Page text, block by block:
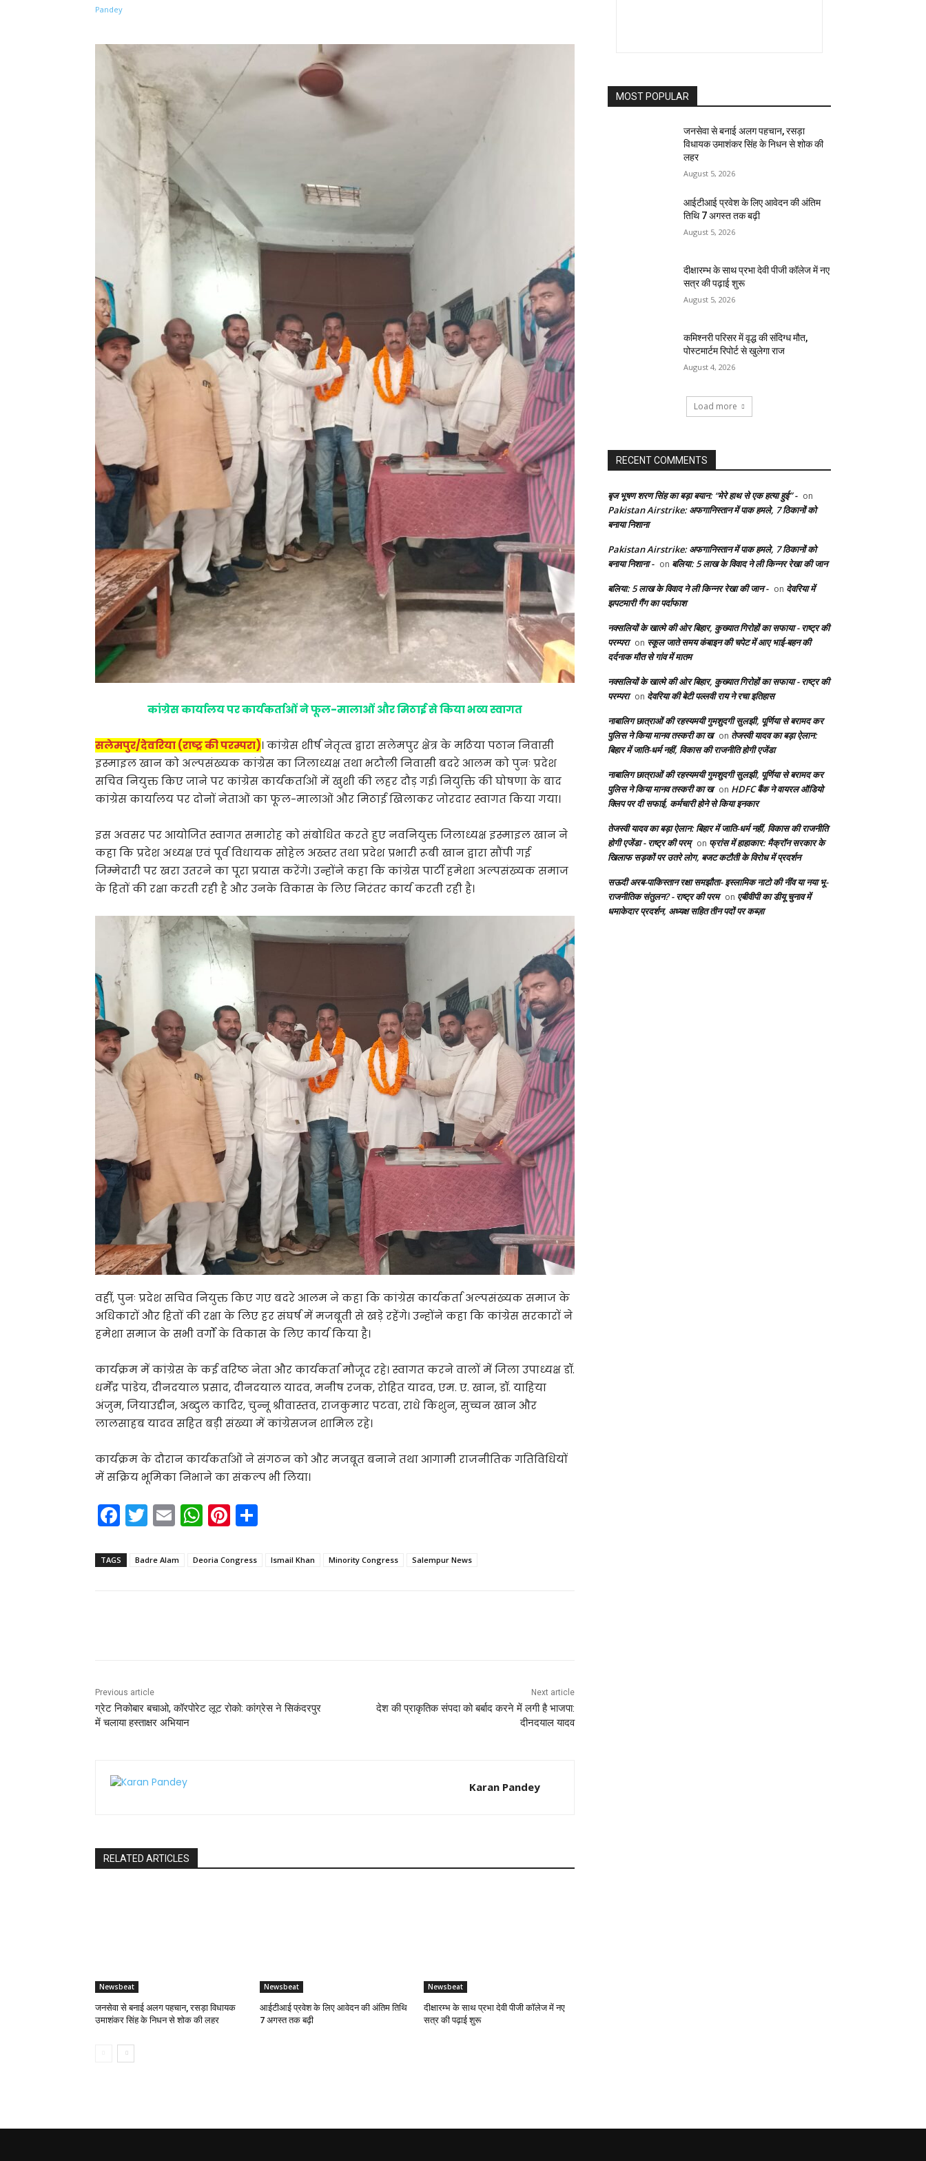
कांग्रेस कार्यालय पर कार्यकर्ताओं ने फूल-मालाओं और मिठाई से किया भव्य स्वागत
सलेमपुर/देवरिया (राष्ट्र की परम्परा)। कांग्रेस शीर्ष नेतृत्व द्वारा सलेमपुर क्षेत्र के मठिया पठान निवासी
इस्माइल खान को अल्पसंख्यक कांग्रेस का जिलाध्यक्ष तथा भटौली निवासी बदरे आलम को पुनः प्रदेश
सचिव नियुक्त किए जाने पर कांग्रेस कार्यकर्ताओं में खुशी की लहर दौड़ गई। नियुक्ति की घोषणा के बाद
कांग्रेस कार्यालय पर दोनों नेताओं का फूल-मालाओं और मिठाई खिलाकर जोरदार स्वागत किया गया।
इस अवसर पर आयोजित स्वागत समारोह को संबोधित करते हुए नवनियुक्त जिलाध्यक्ष इस्माइल खान ने
कहा कि प्रदेश अध्यक्ष एवं पूर्व विधायक सोहेल अख्तर तथा प्रदेश प्रभारी रूबी खान द्वारा सौंपी गई
जिम्मेदारी पर खरा उतरने का पूरा प्रयास करेंगे। उन्होंने कहा कि कांग्रेस पार्टी हमेशा अल्पसंख्यक समाज
के हितों की रक्षा करती रही है और उनके विकास के लिए निरंतर कार्य करती रही है।
वहीं, पुनः प्रदेश सचिव नियुक्त किए गए बदरे आलम ने कहा कि कांग्रेस कार्यकर्ता अल्पसंख्यक समाज के
अधिकारों और हितों की रक्षा के लिए हर संघर्ष में मजबूती से खड़े रहेंगे। उन्होंने कहा कि कांग्रेस सरकारों ने
हमेशा समाज के सभी वर्गों के विकास के लिए कार्य किया है।
कार्यक्रम में कांग्रेस के कई वरिष्ठ नेता और कार्यकर्ता मौजूद रहे। स्वागत करने वालों में जिला उपाध्यक्ष डॉ.
धर्मेंद्र पांडेय, दीनदयाल प्रसाद, दीनदयाल यादव, मनीष रजक, रोहित यादव, एम. ए. खान, डॉ. याहिया
अंजुम, जियाउद्दीन, अब्दुल कादिर, चुन्नू श्रीवास्तव, राजकुमार पटवा, राधे किशुन, सुच्चन खान और
लालसाहब यादव सहित बड़ी संख्या में कांग्रेसजन शामिल रहे।
कार्यक्रम के दौरान कार्यकर्ताओं ने संगठन को और मजबूत बनाने तथा आगामी राजनीतिक गतिविधियों
में सक्रिय भूमिका निभाने का संकल्प भी लिया।
F
c
T
itt
E
ai
W
a
Pi
er ar
TAGS Badre Alam Deoria Congress Ismail Khan Minority Congress Salempur News
Previous article
ग्रेट निकोबार बचाओ, कॉरपोरेट लूट रोको: कांग्रेस ने सिकंदरपुर
में चलाया हस्ताक्षर अभियान
Next article
देश की प्राकृतिक संपदा को बर्बाद करने में लगी है भाजपा:
दीनदयाल यादव
Karan Pandey
RELATED ARTICLES
Newsbeat
जनसेवा से बनाई अलग पहचान, रसड़ा विधायक
उमाशंकर सिंह के निधन से शोक की लहर
Newsbeat
आईटीआई प्रवेश के लिए आवेदन की अंतिम तिथि
7 अगस्त तक बढ़ी
Newsbeat
दीक्षारम्भ के साथ प्रभा देवी पीजी कॉलेज में नए
सत्र की पढ़ाई शुरू
MOST POPULAR
जनसेवा से बनाई अलग पहचान, रसड़ा
विधायक उमाशंकर सिंह के निधन से शोक की
लहर
August 5, 2026
आईटीआई प्रवेश के लिए आवेदन की अंतिम
तिथि 7 अगस्त तक बढ़ी
August 5, 2026
दीक्षारम्भ के साथ प्रभा देवी पीजी कॉलेज में नए
सत्र की पढ़ाई शुरू
August 5, 2026
कमिश्नरी परिसर में वृद्ध की संदिग्ध मौत,
पोस्टमार्टम रिपोर्ट से खुलेगा राज
August 4, 2026
Load more
RECENT COMMENTS
बृज भूषण शरण सिंह का बड़ा बयान: “मेरे हाथ से एक हत्या हुई” - on
Pakistan Airstrike: अफगानिस्तान में पाक हमले, 7 ठिकानों को
बनाया निशाना
Pakistan Airstrike: अफगानिस्तान में पाक हमले, 7 ठिकानों को
बनाया निशाना - on बलिया: 5 लाख के विवाद ने ली किन्नर रेखा की जान
बलिया: 5 लाख के विवाद ने ली किन्नर रेखा की जान - on देवरिया में
झपटमारी गैंग का पर्दाफाश
नक्सलियों के खात्मे की ओर बिहार, कुख्यात गिरोहों का सफाया - राष्ट्र की
परम्परा on स्कूल जाते समय कंबाइन की चपेट में आए भाई-बहन की
दर्दनाक मौत से गांव में मातम
नक्सलियों के खात्मे की ओर बिहार, कुख्यात गिरोहों का सफाया - राष्ट्र की
परम्परा on देवरिया की बेटी पल्लवी राय ने रचा इतिहास
नाबालिग छात्राओं की रहस्यमयी गुमशुदगी सुलझी, पूर्णिया से बरामद कर
पुलिस ने किया मानव तस्करी का ख on तेजस्वी यादव का बड़ा ऐलान:
बिहार में जाति-धर्म नहीं, विकास की राजनीति होगी एजेंडा
नाबालिग छात्राओं की रहस्यमयी गुमशुदगी सुलझी, पूर्णिया से बरामद कर
पुलिस ने किया मानव तस्करी का ख on HDFC बैंक ने वायरल ऑडियो
क्लिप पर दी सफाई, कर्मचारी होने से किया इनकार
तेजस्वी यादव का बड़ा ऐलान: बिहार में जाति-धर्म नहीं, विकास की राजनीति
होगी एजेंडा - राष्ट्र की परम् on फ्रांस में हाहाकार: मैक्रॉन सरकार के
खिलाफ सड़कों पर उतरे लोग, बजट कटौती के विरोध में प्रदर्शन
सऊदी अरब-पाकिस्तान रक्षा समझौता- इस्लामिक नाटो की नींव या नया भू-
राजनीतिक संतुलन? - राष्ट्र की परम on एबीवीपी का डीयू चुनाव में
धमाकेदार प्रदर्शन, अध्यक्ष सहित तीन पदों पर कब्ज़ा